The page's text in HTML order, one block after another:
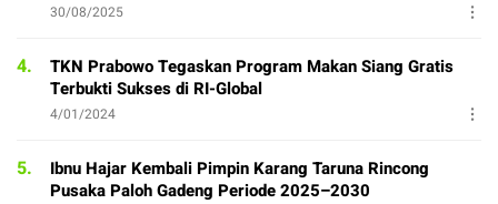
30/08/2025
4.
TKN Prabowo Tegaskan Program Makan Siang Gratis
Terbukti Sukses di RI-Global
4/01/2024
5.
Ibnu Hajar Kembali Pimpin Karang Taruna Rincong
Pusaka Paloh Gadeng Periode 2025–2030